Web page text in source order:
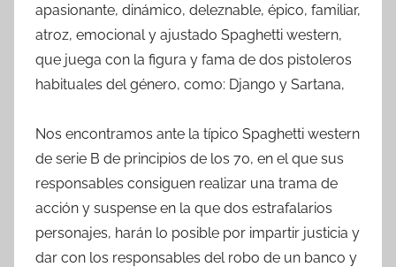
apasionante, dinámico, deleznable, épico, familiar,
atroz, emocional y ajustado Spaghetti western,
que juega con la figura y fama de dos pistoleros
habituales del género, como: Django y Sartana,
Nos encontramos ante la típico Spaghetti western
de serie B de principios de los 70, en el que sus
responsables consiguen realizar una trama de
acción y suspense en la que dos estrafalarios
personajes, harán lo posible por impartir justicia y
dar con los responsables del robo de un banco y